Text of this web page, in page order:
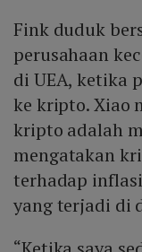
Fink duduk
perusahaan
di UEA, ketika
ke kripto. Xiao
kripto adalah
mengatakan
terhadap
yang terjadi di